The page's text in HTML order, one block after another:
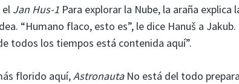
Jan Hus-1 Para explorar la Nube, la araña explica
“Humano flaco, esto es”, le dice Hanuš a
todos los tiempos está contenida aquí”.
florido aquí,AstronautaNo está del todo